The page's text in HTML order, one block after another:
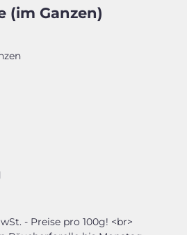
(im Ganzen)
- Preise pro 100g! <br>